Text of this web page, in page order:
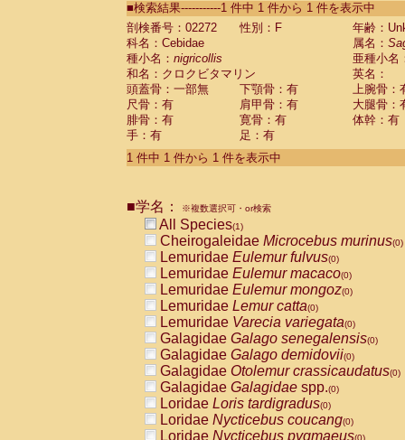
CebidaeSaguinus labiatus(0)
Cebidae Saguinus leucopus (0)
Cebidae
CebidaeSaguinus mystax
CebidaeSaguinus nigricollis (1)
Cebidae Saguinus oedipus
Cebidae Saguinus weddelli
Cebidae Saguinusspp.
Cebidae Aotus trivirgatus
Cebidae Cebus albifrons
CebidaeCebus nigrivittatus
CebidaeCebus
CebidaeSaimiri boliviensis(0)
CebidaeSaimiri sciureus(0)
AtelidaeAlouatta caraya(0)
AtelidaeAlouatta fusca(0)
AtelidaeAlouatta seniculus
AtelidaeAlouattaspp.(0)
AtelidaeAteles belzebuth(0)
AtelidaeAteles geoffroyi(0)
AtelidaeAteles paniscus(0)
AtelidaeAtelesspp.(0)
Atelidae Lagothrix lagothricha
AtelidaeLagothrix lagothricha cana
PitheciidaeCacajao calvus
■検索結果-----------1 件中 1 件から 1 件を表示中
剖検番号：02272
性別：F
年齢：
科名：Cebidae
属名：
種小名： nigricollis
亜種小名
和名：クロクビタマリン
英名：
頭蓋骨：一部無
下顎骨：有
上腕骨：
尺骨：有
肩甲骨：有
大腿骨：
腓骨：有
寛骨：有
体幹：有
手：有
足：有
1 件中 1 件から 1 件を表示中
■学名： ※複数選択可・or検索
All Species(1)
Cheirogaleidae Microcebus murinus(0)
Lemuridae Eulemur fulvus(0)
Lemuridae Eulemur macaco(0)
Lemuridae Eulemur mongoz(0)
Lemuridae Lemur catta(0)
Lemuridae Varecia variegata(0)
Galagidae Galago senegalensis(0)
Galagidae Galago demidovii(0)
Galagidae Otolemur crassicaudatus(0)
Galagidae Galagidae spp.(0)
Loridae Loris tardigradus(0)
Loridae Nycticebus coucang(0)
Loridae Nycticebus pygmaeus(0)